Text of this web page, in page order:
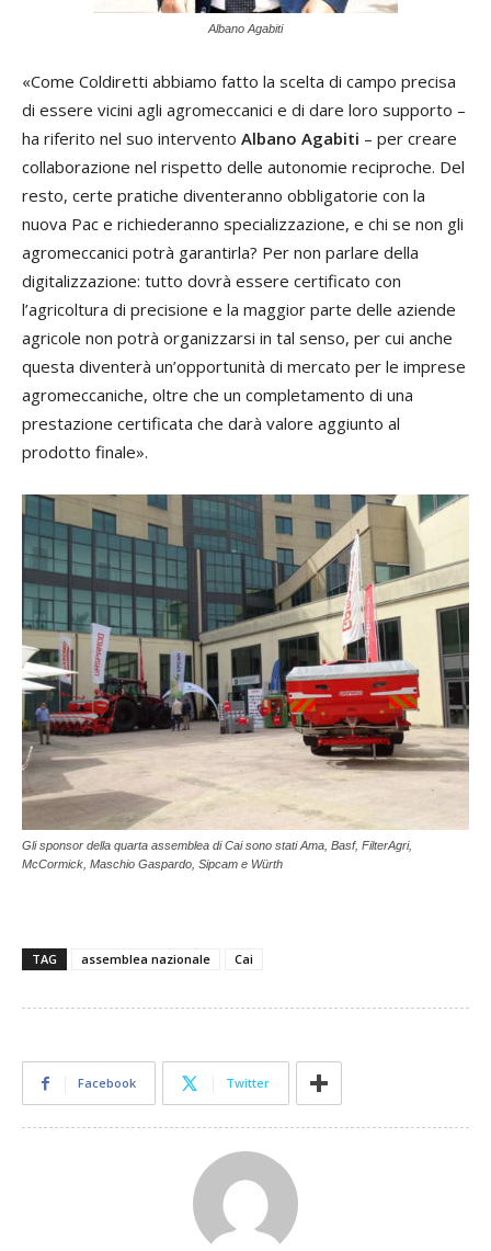
Albano Agabiti
«Come Coldiretti abbiamo fatto la scelta di campo precisa
di essere vicini agli agromeccanici e di dare loro supporto –
ha riferito nel suo intervento Albano Agabiti – per creare
collaborazione nel rispetto delle autonomie reciproche. Del
resto, certe pratiche diventeranno obbligatorie con la
nuova Pac e richiederanno specializzazione, e chi se non gli
agromeccanici potrà garantirla? Per non parlare della
digitalizzazione: tutto dovrà essere certificato con
l’agricoltura di precisione e la maggior parte delle aziende
agricole non potrà organizzarsi in tal senso, per cui anche
questa diventerà un’opportunità di mercato per le imprese
agromeccaniche, oltre che un completamento di una
prestazione certificata che darà valore aggiunto al
prodotto finale».
Gli sponsor della quarta assemblea di Cai sono stati Ama, Basf, FilterAgri,
McCormick, Maschio Gaspardo, Sipcam e Würth
TAG assemblea nazionale Cai
Facebook Twitter